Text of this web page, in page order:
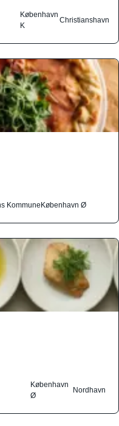
København
K
Christianshavn
KommuneKøbenhavn Ø
København
Ø
Nordhavn